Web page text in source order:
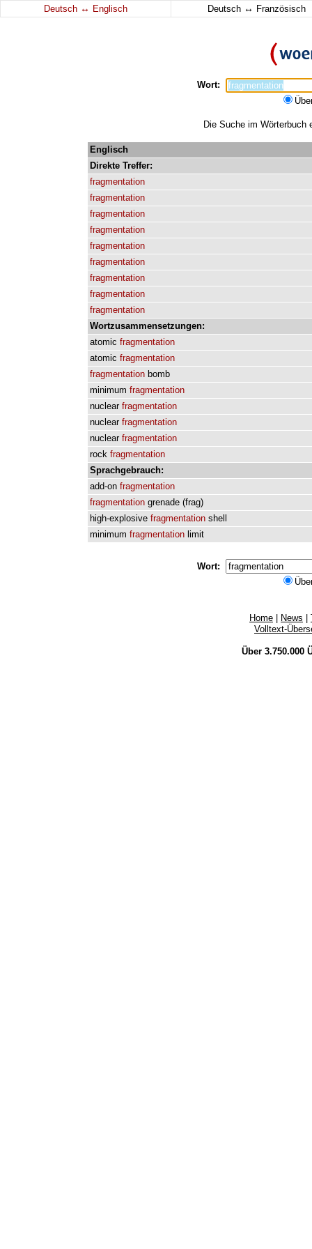
Deutsch ↔ Englisch Deutsch ↔ Französisch
Wort:
Die Suche im Wörterbuch
Englisch
Direkte Treffer:
fragmentation
fragmentation
fragmentation
fragmentation
fragmentation
fragmentation
fragmentation
fragmentation
fragmentation
Wortzusammensetzungen:
atomic fragmentation
atomic fragmentation
fragmentation bomb
minimum fragmentation
nuclear fragmentation
nuclear fragmentation
nuclear fragmentation
rock fragmentation
Sprachgebrauch:
add-on fragmentation
fragmentation grenade (frag)
high-explosive fragmentation shell
minimum fragmentation limit
Wort:
Home News
Volltext-
Über 3.750.000